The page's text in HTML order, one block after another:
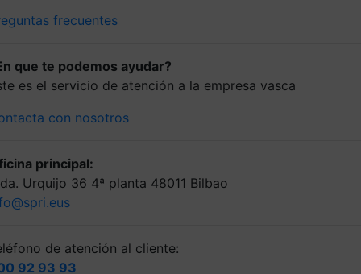
frecuentes
que te podemos ayudar?
es el servicio de atención a la empresa vasca
con nosotros
principal:
Urquijo 36 4ª planta 48011 Bilbao
de atención al cliente:
92 93 93